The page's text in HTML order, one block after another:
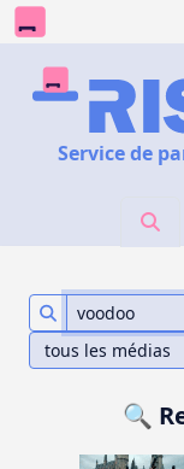
Service de
🔍